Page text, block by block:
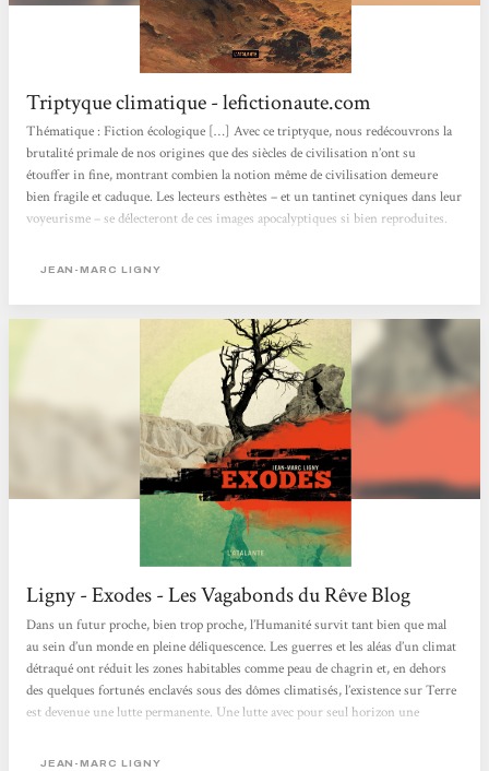
Triptyque climatique - lefictionaute.com
Thématique : Fiction écologique […] Avec ce triptyque, nous redécouvrons la
brutalité primale de nos origines que des siècles de civilisation n’ont su
étouffer in fine, montrant combien la notion même de civilisation demeure
bien fragile et caduque. Les lecteurs esthètes – et un tantinet cyniques dans leur
voyeurisme – se délecteront de ces images apocalyptiques si bien reproduites.
d’un réalisme qui vient renforcer la crédibilité de cette eschatologie. […] Ligny
JEAN-MARC LIGNY
Ligny - Exodes - Les Vagabonds du Rêve Blog
Dans un futur proche, bien trop proche, l’Humanité survit tant bien que mal
au sein d’un monde en pleine déliquescence. Les guerres et les aléas d’un climat
détraqué ont réduit les zones habitables comme peau de chagrin et, en dehors
des quelques fortunés enclavés sous des dômes climatisés, l’existence sur Terre
est devenue une lutte permanente. Une lutte avec pour seul horizon une
sursis avant une extinction que tous devinent inéluctable. Exodes nous offre le
JEAN-MARC LIGNY